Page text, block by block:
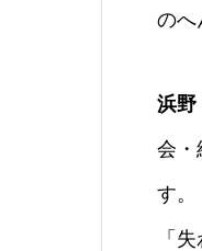
のへ
浜野
会・
す。
「